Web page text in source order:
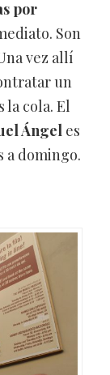
por
Son
vez allí
un
cola. El
Ángel es
a domingo.